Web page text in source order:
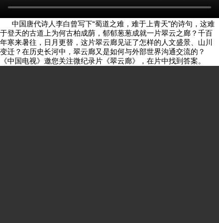
中国唐代诗人李白曾写下“蜀道之难，难于上青天”的诗句，这难
于登天的古道上为何古柏成荫，郁郁葱葱成就一片翠云之廊？千百
年寒来暑往，日月更替，这片翠云廊见证了怎样的人文盛景、山川
变迁？在历史长河中，翠云廊又是如何与外部世界沟通交流的？
《中国电视》邀您关注微纪录片《翠云廊》，在片中找到答案。